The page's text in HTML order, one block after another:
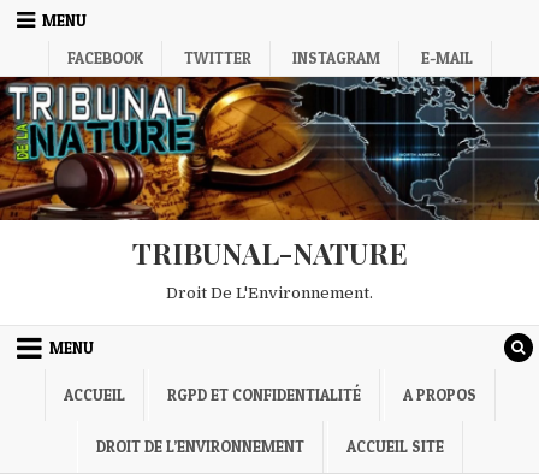
Skip
MENU
FACEBOOK
TWITTER INSTAGRAM E-MAIL
TRIBUNAL-NATURE
Droit De L'Environnement.
MENU
ACCUEIL RGPD ET CONFIDENTIALITÉ A PROPOS
DROIT DE L’ENVIRONNEMENT ACCUEIL SITE